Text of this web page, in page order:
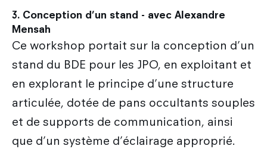
3. Conception d’un stand - avec Alexandre
Mensah
Ce workshop portait sur la conception d’un
stand du BDE pour les JPO, en exploitant et
en explorant le principe d’une structure
articulée, dotée de pans occultants souples
et de supports de communication, ainsi
que d’un système d’éclairage approprié.